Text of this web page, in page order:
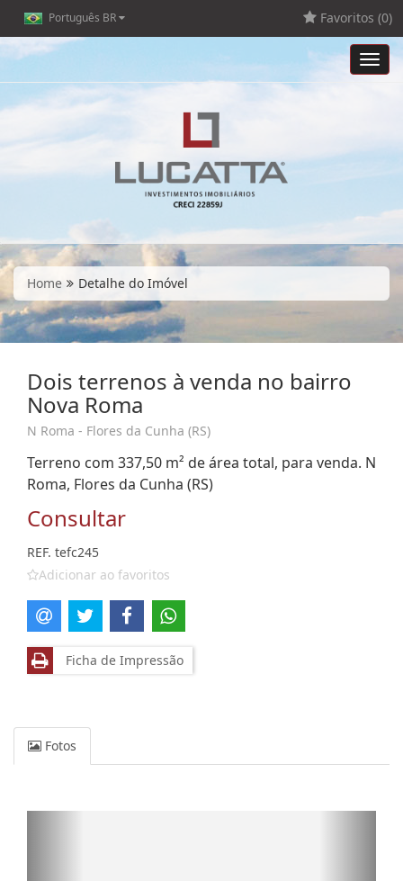
Português BR Favoritos (0)
Home Detalhe do Imóvel
Dois terrenos à venda no bairro
Nova Roma
N Roma - Flores da Cunha (RS)
Terreno com 337,50 m² de área total, para venda. N
Roma, Flores da Cunha (RS)
Consultar
REF. tefc245
Adicionar ao favoritos
Ficha de Impressão
Fotos